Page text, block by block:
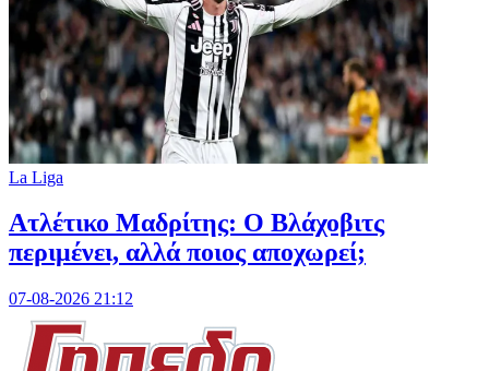
La Liga
Ατλέτικο Μαδρίτης: Ο Βλάχοβιτς
περιμένει, αλλά ποιος αποχωρεί;
07-08-2026 21:12